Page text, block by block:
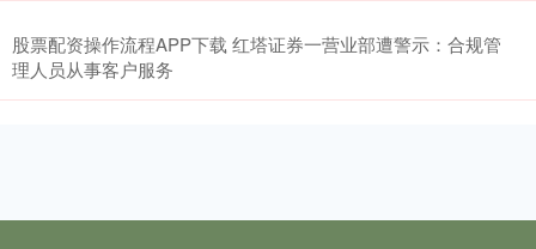
股票配资操作流程APP下载 红塔证券一营业部遭警示：合规管
理人员从事客户服务